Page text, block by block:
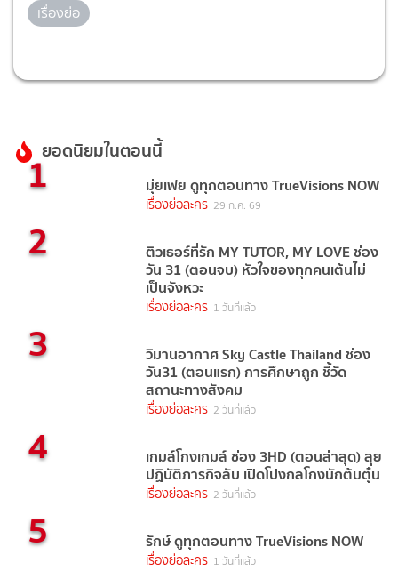
เรื่องย่อ
ยอดนิยมในตอนนี้
1 มุ่ยเฟย ดูทุกตอนทาง TrueVisions NOW
เรื่องย่อละคร 29 ก.ค. 69
2 ติวเธอร์ที่รัก MY TUTOR, MY LOVE ช่อง
วัน 31 (ตอนจบ) หัวใจของทุกคนเต้นไม่
เป็นจังหวะ
เรื่องย่อละคร 1 วันที่แล้ว
3 วิมานอากาศ Sky Castle Thailand ช่อง
วัน31 (ตอนแรก) การศึกษาถูก ชี้วัด
สถานะทางสังคม
เรื่องย่อละคร 2 วันที่แล้ว
4 เกมส์โกงเกมส์ ช่อง 3HD (ตอนล่าสุด) ลุย
ปฏิบัติภารกิจลับ เปิดโปงกลโกงนักต้มตุ๋น
เรื่องย่อละคร 2 วันที่แล้ว
5 รักษ์ ดูทุกตอนทาง TrueVisions NOW
เรื่องย่อละคร 1 วันที่แล้ว